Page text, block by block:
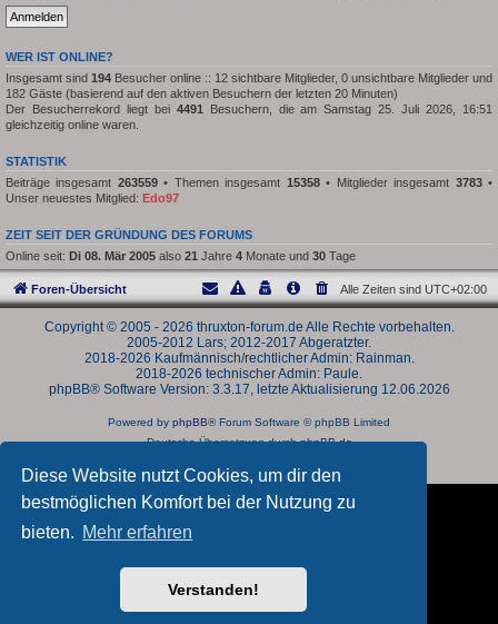
Diese Website nutzt Cookies, um dir den
bestmöglichen Komfort bei der Nutzung zu
bieten. Mehr erfahren
Verstanden!
WER IST ONLINE?
Insgesamt sind 194 Besucher online :: 12 sichtbare Mitglieder, 0 unsichtbare Mitglieder und
182 Gäste (basierend auf den aktiven Besuchern der letzten 20 Minuten)
Der Besucherrekord liegt bei 4491 Besuchern, die am Samstag 25. Juli 2026, 16:51
gleichzeitig online waren.
STATISTIK
Beiträge insgesamt 263559• Themen insgesamt 15358• Mitglieder insgesamt 3783•
Unser neuestes Mitglied: Edo97
ZEIT SEIT DER GRÜNDUNG DES FORUMS
Online seit: Di 08. Mär 2005 also 21 Jahre 4 Monate und 30 Tage
Foren-Übersicht Alle Zeiten sind UTC+02:00
Copyright © 2005 - 2026 thruxton-forum.de Alle Rechte vorbehalten.
2005-2012 Lars; 2012-2017 Abgeratzter.
2018-2026 Kaufmännisch/rechtlicher Admin: Rainman.
2018-2026 technischer Admin: Paule.
phpBB® Software Version: 3.3.17, letzte Aktualisierung 12.06.2026
Powered by phpBB® Forum Software © phpBB Limited
Deutsche Übersetzung durchphpBB.de